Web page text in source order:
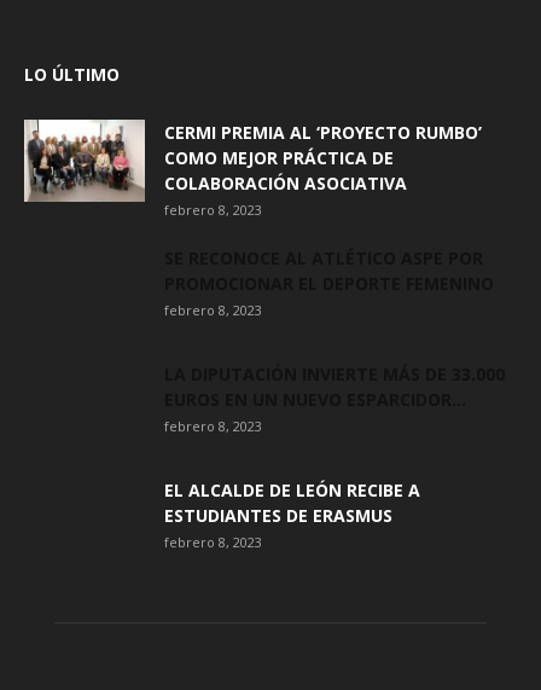
LO ÚLTIMO
CERMI PREMIA AL ‘PROYECTO RUMBO’
COMO MEJOR PRÁCTICA DE
COLABORACIÓN ASOCIATIVA
febrero 8, 2023
febrero 8, 2023
febrero 8, 2023
EL ALCALDE DE LEÓN RECIBE A
ESTUDIANTES DE ERASMUS
febrero 8, 2023